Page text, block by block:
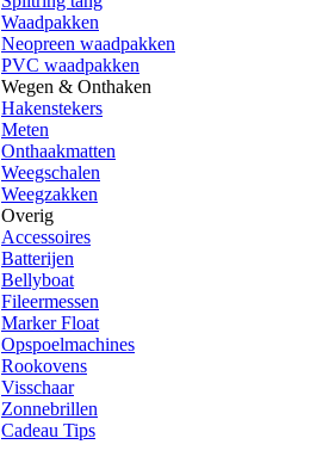
Waadpakken
Neopreen waadpakken
PVC waadpakken
Wegen & Onthaken
Hakenstekers
Meten
Onthaakmatten
Weegschalen
Weegzakken
Overig
Accessoires
Batterijen
Bellyboat
Fileermessen
Marker Float
Opspoelmachines
Rookovens
Visschaar
Zonnebrillen
Cadeau Tips